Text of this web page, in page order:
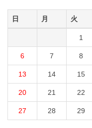
日 月 火
1
6 7 8
13 14 15
20 21 22
27 28 29